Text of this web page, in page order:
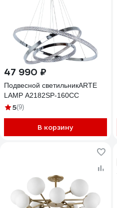
47 990 ₽
Подвесной светильникARTE
LAMP A2182SP-160CC
5(9)
В корзину